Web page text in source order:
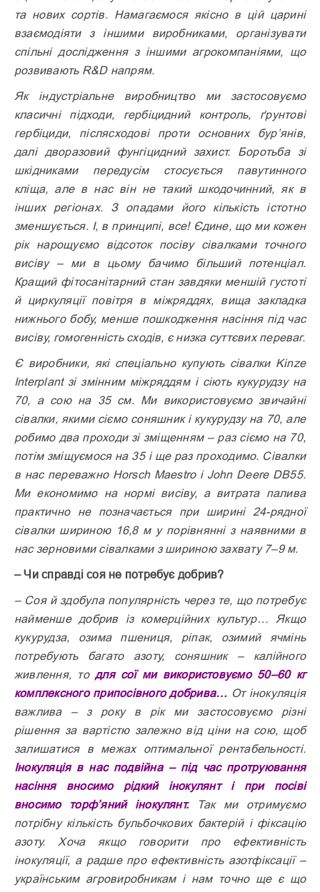
та нових сортів. Намагаємося якісно в цій царині
взаємодіяти з іншими виробниками, організувати
спільні дослідження з іншими агрокомпаніями, що
розвивають R&D напрям.
Як індустріальне виробництво ми застосовуємо
класичні підходи, гербіцидний контроль, ґрунтові
гербіциди, післясходові проти основних бур’янів,
далі дворазовий фунгіцидний захист. Боротьба зі
шкідниками передусім стосується павутинного
кліща, але в нас він не такий шкодочинний, як в
інших регіонах. З опадами його кількість істотно
змен­шується. І, в принципі, все! Єдине, що ми кожен
рік нарощуємо відсоток посіву сівалками точного
висіву – ми в цьому бачимо більший потенціал.
Кращий фітосанітарний стан завдяки меншій густоті
й циркуляції повітря в міжряддях, вища закладка
нижнього бобу, менше пошкодження насіння під час
висіву, гомогенність сходів, є низка суттєвих переваг.
Є виробники, які спеціально купують сівалки Kinze
Interplant зі змінним міжряддям і сіють кукурудзу на
70, а сою на 35 см. Ми використовуємо звичайні
сівалки, якими сіємо соняшник і кукурудзу на 70, але
робимо два проходи зі зміщенням – раз сіємо на 70,
потім зміщуємося на 35 і ще раз проходимо. Сівалки
в нас переважно Horsch Maestro і John Deere DB55.
Ми економимо на нормі висіву, а витрата палива
практично не позначається при ширині 24-рядної
сівалки шириною 16,8 м у порівнянні з наявними в
нас зерновими сівалками з шириною захвату 7–9 м.
– Чи справді соя не потребує добрив?
– Соя й здобула популярність через те, що потребує
найменше добрив із комерційних культур… Якщо
куку­рудза, озима пшениця, ріпак, озимий ячмінь
потребують багато азоту, соняшник – калійного
живлення, тодля сої ми використовуємо 50–60 кг
комплексного припосівного добрива… От інокуляція
важлива – з року в рік ми застосовуємо різні
рішення за вартістю залежно від ціни на сою, щоб
залишатися в межах оптимальної рентабельності.
Інокуляція в нас подвійна – під час протруювання
насіння вносимо рідкий інокулянт і при посіві
вносимо торф’яний інокулянт.
Так ми отримуємо
потрібну кількість бульбочкових бактерій і фіксацію
азоту. Хоча якщо говорити про ефективність
інокуляції, а радше про ефективність азотфіксації –
українським агровиробникам і нам точно ще є що